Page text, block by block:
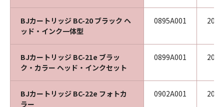
BJカートリッジ BC-20 ブラック ヘ
ッド・インク一体型
0895A001
BJカートリッジ BC-21e ブラッ
ク・カラー ヘッド・インクセット
0899A001
BJカートリッジ BC-22e フォトカ
ラー
0902A001